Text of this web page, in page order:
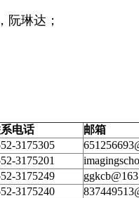
阮琳达；
电话
邮箱
3175305
3175201
3175249
3175240